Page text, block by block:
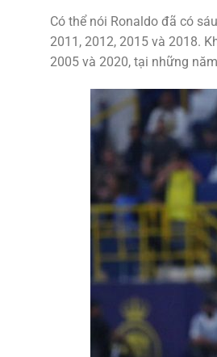
Có thể nói Ronaldo đã có
2011, 2012, 2015 và 2018.
2005 và 2020, tại những